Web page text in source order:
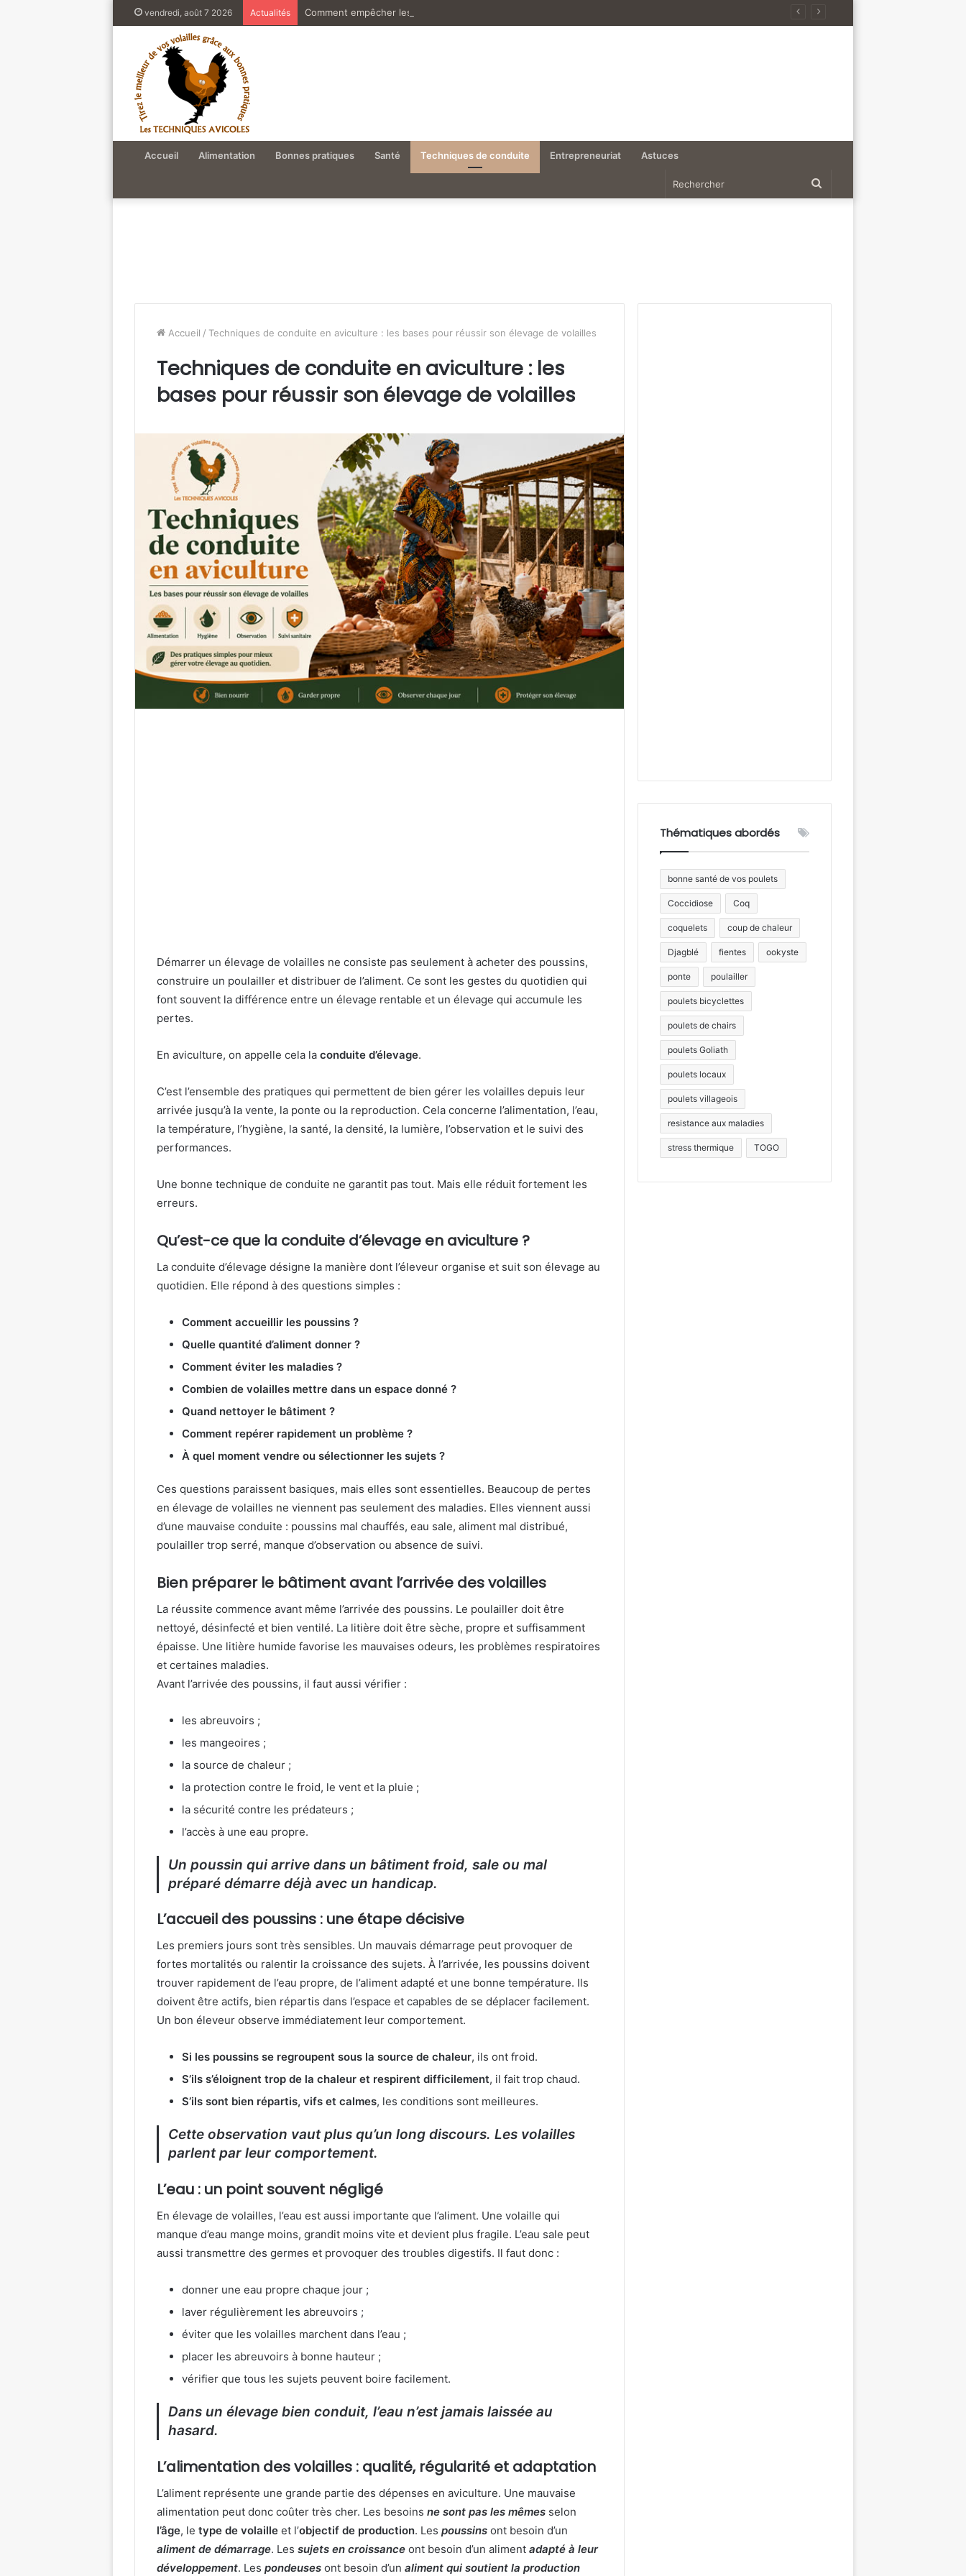
vendredi, août 7 2026 Actualités Comment empêcher les poules de boire ou casser leurs œufs
Accueil Alimentation Bonnes pratiques Santé Techniques de conduite Entrepreneuriat Astuces
Accueil / Techniques de conduite en aviculture : les bases pour réussir son élevage de volailles
Techniques de conduite en aviculture : les
bases pour réussir son élevage de volailles
Démarrer un élevage de volailles ne consiste pas seulement à acheter des poussins,
construire un poulailler et distribuer de l’aliment. Ce sont les gestes du quotidien qui
font souvent la différence entre un élevage rentable et un élevage qui accumule les
pertes.
En aviculture, on appelle cela la conduite d’élevage.
C’est l’ensemble des pratiques qui permettent de bien gérer les volailles depuis leur
arrivée jusqu’à la vente, la ponte ou la reproduction. Cela concerne l’alimentation, l’eau,
la température, l’hygiène, la santé, la densité, la lumière, l’observation et le suivi des
performances.
Une bonne technique de conduite ne garantit pas tout. Mais elle réduit fortement les
erreurs.
Qu’est-ce que la conduite d’élevage en aviculture ?
La conduite d’élevage désigne la manière dont l’éleveur organise et suit son élevage au
quotidien. Elle répond à des questions simples :
Comment accueillir les poussins ?
Quelle quantité d’aliment donner ?
Comment éviter les maladies ?
Combien de volailles mettre dans un espace donné ?
Quand nettoyer le bâtiment ?
Comment repérer rapidement un problème ?
À quel moment vendre ou sélectionner les sujets ?
Ces questions paraissent basiques, mais elles sont essentielles. Beaucoup de pertes
en élevage de volailles ne viennent pas seulement des maladies. Elles viennent aussi
d’une mauvaise conduite : poussins mal chauffés, eau sale, aliment mal distribué,
poulailler trop serré, manque d’observation ou absence de suivi.
Bien préparer le bâtiment avant l’arrivée des volailles
La réussite commence avant même l’arrivée des poussins. Le poulailler doit être
nettoyé, désinfecté et bien ventilé. La litière doit être sèche, propre et suffisamment
épaisse. Une litière humide favorise les mauvaises odeurs, les problèmes respiratoires
et certaines maladies.
Avant l’arrivée des poussins, il faut aussi vérifier :
les abreuvoirs ;
les mangeoires ;
la source de chaleur ;
la protection contre le froid, le vent et la pluie ;
la sécurité contre les prédateurs ;
l’accès à une eau propre.
Un poussin qui arrive dans un bâtiment froid, sale ou mal
préparé démarre déjà avec un handicap.
L’accueil des poussins : une étape décisive
Les premiers jours sont très sensibles. Un mauvais démarrage peut provoquer de
fortes mortalités ou ralentir la croissance des sujets. À l’arrivée, les poussins doivent
trouver rapidement de l’eau propre, de l’aliment adapté et une bonne température. Ils
doivent être actifs, bien répartis dans l’espace et capables de se déplacer facilement.
Un bon éleveur observe immédiatement leur comportement.
Si les poussins se regroupent sous la source de chaleur, ils ont froid.
S’ils s’éloignent trop de la chaleur et respirent difficilement, il fait trop chaud.
S’ils sont bien répartis, vifs et calmes, les conditions sont meilleures.
Cette observation vaut plus qu’un long discours. Les volailles
parlent par leur comportement.
L’eau : un point souvent négligé
En élevage de volailles, l’eau est aussi importante que l’aliment. Une volaille qui
manque d’eau mange moins, grandit moins vite et devient plus fragile. L’eau sale peut
aussi transmettre des germes et provoquer des troubles digestifs. Il faut donc :
donner une eau propre chaque jour ;
laver régulièrement les abreuvoirs ;
éviter que les volailles marchent dans l’eau ;
placer les abreuvoirs à bonne hauteur ;
vérifier que tous les sujets peuvent boire facilement.
Dans un élevage bien conduit, l’eau n’est jamais laissée au
hasard.
L’alimentation des volailles : qualité, régularité et adaptation
L’aliment représente une grande partie des dépenses en aviculture. Une mauvaise
alimentation peut donc coûter très cher. Les besoins ne sont pas les mêmes selon
l’âge, le type de volaille et l’objectif de production. Les poussins ont besoin d’un
aliment de démarrage. Les sujets en croissance ont besoin d’un aliment adapté à leur
développement. Les pondeuses ont besoin d’un aliment qui soutient la production
Thématiques abordés
bonne santé de vos poulets
Coccidiose Coq
coquelets coup de chaleur
Djagblé fientes ookyste
ponte poulailler
poulets bicyclettes
poulets de chairs
poulets Goliath
poulets locaux
poulets villageois
resistance aux maladies
stress thermique TOGO